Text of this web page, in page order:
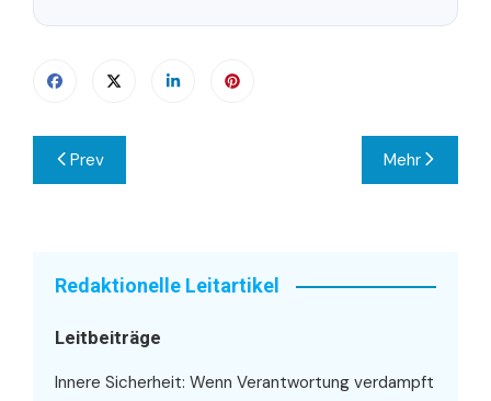
Beitragsnavigation
Prev Mehr
Redaktionelle Leitartikel
Leitbeiträge
Innere Sicherheit: Wenn Verantwortung verdampft